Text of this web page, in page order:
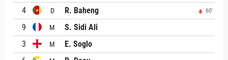
4
D R. Baheng 60'
9 M
S. Sidi Ali
3
M
E. Soglo